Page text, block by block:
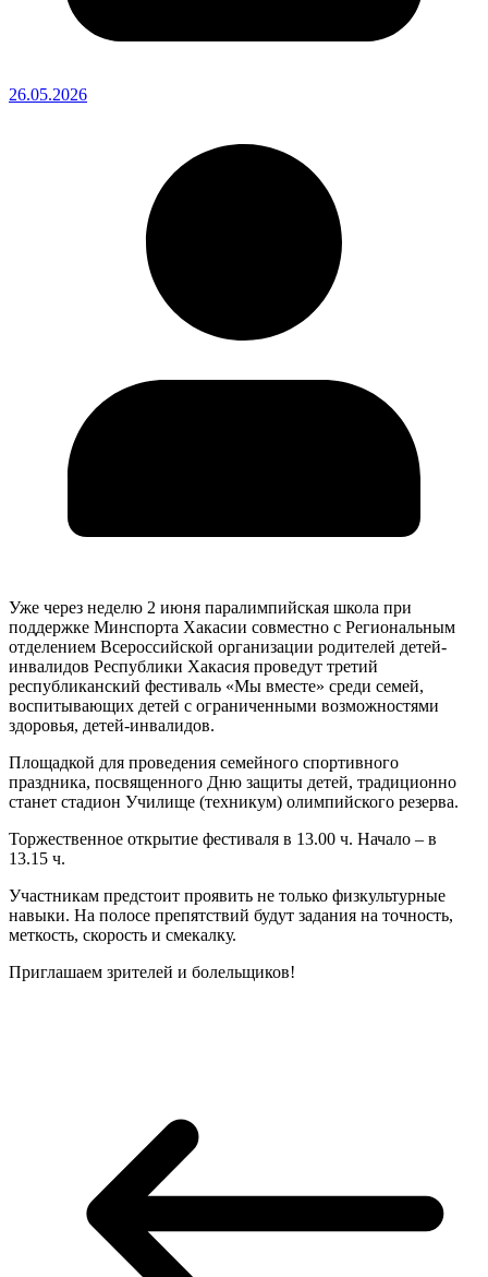
26.05.2026
Уже через неделю 2 июня паралимпийская школа при
поддержке Минспорта Хакасии совместно с Региональным
отделением Всероссийской организации родителей детей-
инвалидов Республики Хакасия проведут третий
республиканский фестиваль «Мы вместе» среди семей,
воспитывающих детей с ограниченными возможностями
здоровья, детей-инвалидов.
Площадкой для проведения семейного спортивного
праздника, посвященного Дню защиты детей, традиционно
станет стадион Училище (техникум) олимпийского резерва.
Торжественное открытие фестиваля в 13.00 ч. Начало – в
13.15 ч.
Участникам предстоит проявить не только физкультурные
навыки. На полосе препятствий будут задания на точность,
меткость, скорость и смекалку.
Приглашаем зрителей и болельщиков!